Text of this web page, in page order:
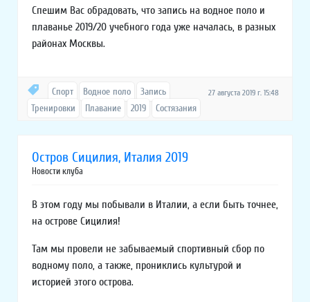
Спешим Вас обрадовать, что запись на водное поло и
плаванье 2019/20 учебного года уже началась, в разных
районах Москвы.
27 августа 2019 г. 15:48
Спорт Водное поло
Запись
Тренировки
Плавание 2019 Состязания
Остров Сицилия, Италия 2019
Новости клуба
В этом году мы побывали в Италии, а если быть точнее,
на острове Сицилия!
Там мы провели не забываемый спортивный сбор по
водному поло, а также, прониклись культурой и
историей этого острова.